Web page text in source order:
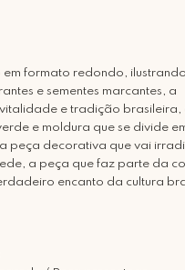
formato redondo,
e sementes marcantes, a
e tradição brasileira,
e moldura que se divide
a peça decorativa que vai
a peça que faz parte da
encanto da cultura